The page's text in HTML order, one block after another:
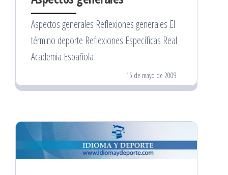
Aspectos generales Reflexiones generales El
término deporte Reflexiones Específicas Real
Academia Española
15 de mayo de 2009